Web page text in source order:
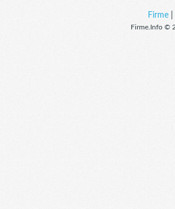
Firme|
Firme.Info ©